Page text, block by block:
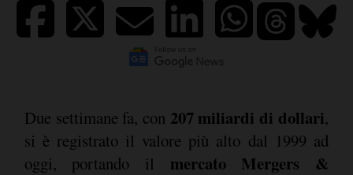
Due settimane fa, con 207 miliardi di dollari,
si è registrato il valore più alto dal 1999 ad
oggi, portando il mercato Mergers &